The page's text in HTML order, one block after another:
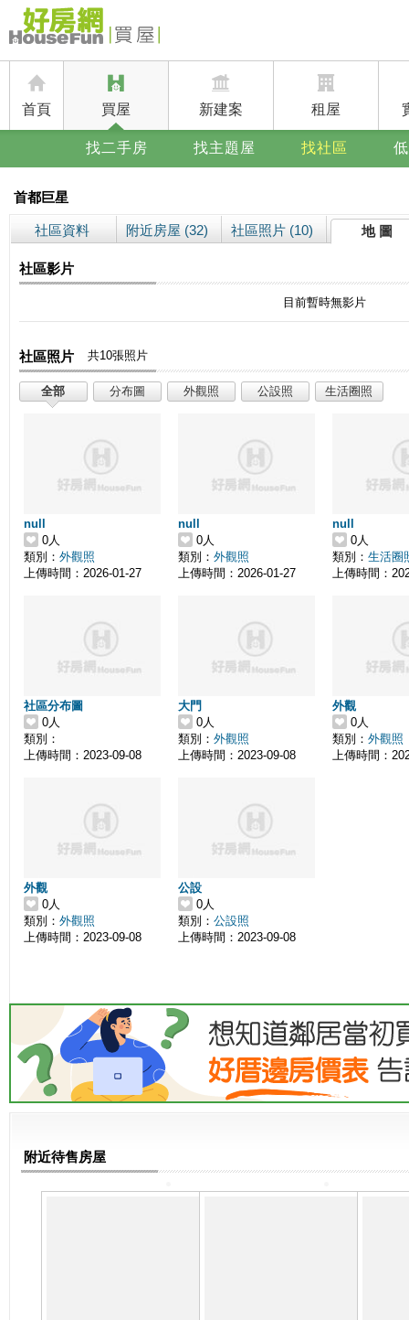
首頁 買屋 新建案 租屋
找二手房 找主題屋 找社區
首都巨星
社區資料 附近房屋 (32) 社區照片 (10) 地 圖
社區影片
目前暫時無影片
社區照片 共10張照片
全部 分布圖 外觀照 公設照 生活圈照
null
0人
類別： 外觀照
上傳時間：2026-01-27
null
0人
類別： 外觀照
上傳時間：2026-01-27
null
0人
類別： 生活圈
上傳時間：
社區分布圖
0人
類別：
上傳時間：2023-09-08
大門
0人
類別： 外觀照
上傳時間：2023-09-08
外觀
0人
類別： 外觀照
上傳時間：
外觀
0人
類別： 外觀照
上傳時間：2023-09-08
公設
0人
類別： 公設照
上傳時間：2023-09-08
附近待售房屋